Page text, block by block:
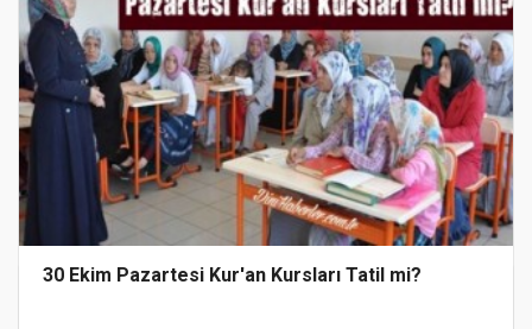
30 Ekim Pazartesi Kur'an Kursları Tatil mi?